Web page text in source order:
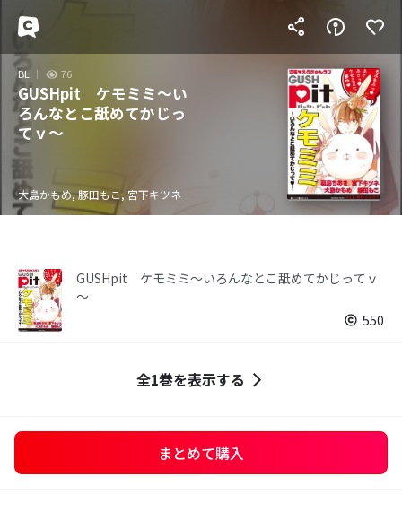
BL 76
GUSHpit ケモミミ～い
ろんなとこ舐めてかじっ
てｖ～
大島かもめ, 豚田もこ, 宮下キツネ
GUSHpit ケモミミ～いろんなとこ舐めてかじってｖ
～
550
全1巻を表示する
まとめて購入